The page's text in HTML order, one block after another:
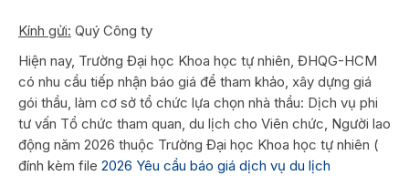
Kính gửi: Quý Công ty
Hiện nay, Trường Đại học Khoa học tự nhiên, ĐHQG-HCM
có nhu cầu tiếp nhận báo giá để tham khảo, xây dựng giá
gói thầu, làm cơ sở tổ chức lựa chọn nhà thầu: Dịch vụ phi
tư vấn Tổ chức tham quan, du lịch cho Viên chức, Người lao
động năm 2026 thuộc Trường Đại học Khoa học tự nhiên (
đính kèm file 2026 Yêu cầu báo giá dịch vụ du lịch